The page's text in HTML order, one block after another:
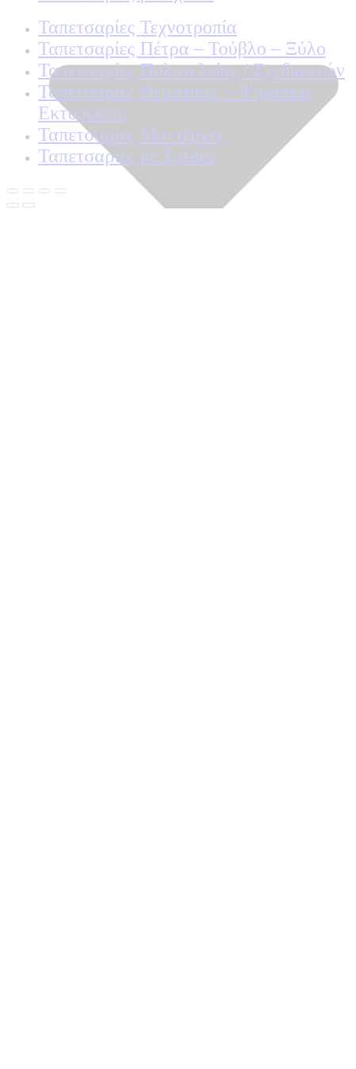
Ταπετσαρίες Τεχνοτροπία
Ταπετσαρίες Πέτρα – Τούβλο – Ξύλο
Ταπετσαρίες Πολυτελείας / Σχεδιαστών
Ταπετσαρίες Θεματικές – Ψηφιακές
Εκτυπώσεις
Ταπετσαρίες Μοντέρνες
Ταπετσαρίες με Σχέδιο